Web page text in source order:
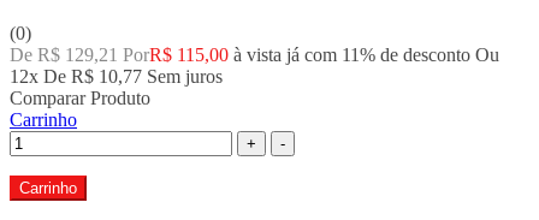
(0)
De R$ 129,21 PorR$ 115,00 à vista já com 11% de desconto Ou
12x De R$ 10,77 Sem juros
Comparar Produto
Carrinho
+ -
Carrinho